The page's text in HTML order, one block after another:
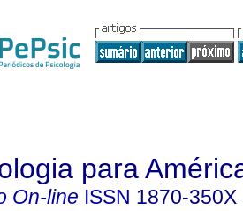
para
On-line ISSN 1870-350X